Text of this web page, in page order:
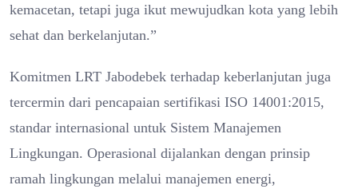
kemacetan, tetapi juga ikut mewujudkan kota yang lebih
sehat dan berkelanjutan.”
Komitmen LRT Jabodebek terhadap keberlanjutan juga
tercermin dari pencapaian sertifikasi ISO 14001:2015,
standar internasional untuk Sistem Manajemen
Lingkungan. Operasional dijalankan dengan prinsip
ramah lingkungan melalui manajemen energi,